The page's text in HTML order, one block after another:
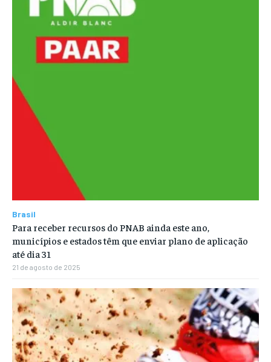
Brasil
Para receber recursos do PNAB ainda este ano,
municípios e estados têm que enviar plano de aplicação
até dia 31
21 de agosto de 2025